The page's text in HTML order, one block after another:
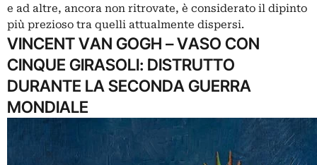
e ad altre, ancora non ritrovate, è considerato il dipinto
più prezioso tra quelli attualmente dispersi.
VINCENT VAN GOGH – VASO CON
CINQUE GIRASOLI: DISTRUTTO
DURANTE LA SECONDA GUERRA
MONDIALE